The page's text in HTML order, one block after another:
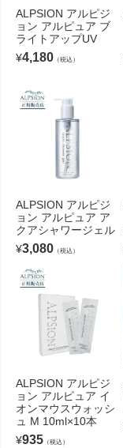
ALPSION アルピジ
ョン アルピュア ブ
ライトアップUV
¥4,180 （税込）
ALPSION アルピジ
ョン アルピュア ア
クアシャワージェル
¥3,080 （税込）
ALPSION アルピジ
ョン アルピュア イ
オンマウスウォッシ
ュ M 10ml×10本
¥935 （税込）